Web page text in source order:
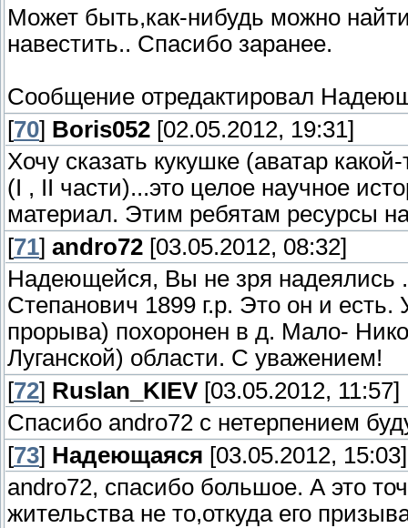
Может быть,как-нибудь можно
навестить.. Спасибо заранее.
Сообщение отредактировал
[70] Boris052 [02.05.2012, 19:31]
Хочу сказать кукушке (аватар
(I , II части)...это целое научное
материал. Этим ребятам ресурсы
[71] andro72 [03.05.2012, 08:32]
Надеющейся, Вы не зря надеялись
Степанович 1899 г.р. Это он и
прорыва) похоронен в д. Мало-
Луганской) области. С уважением!
[72] Ruslan_KIEV [03.05.2012, 11:57]
Спасибо andro72 с нетерпением
[73] Надеющаяся [03.05.2012, 15:03]
andro72, спасибо большое. А это
жительства не то,откуда его